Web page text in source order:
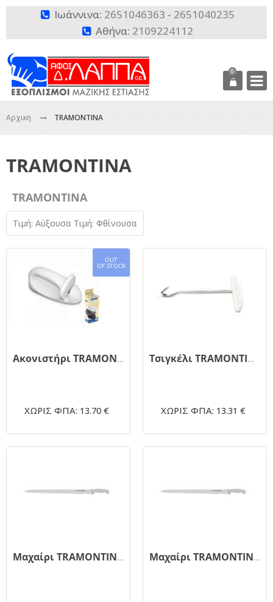
 Ιωάννινα: 2651046363 - 2651040235
 Αθήνα: 2109224112
0
Αρχικη TRAMONTINA
TRAMONTINA
TRAMONTINA
Τιμή: Αύξουσα Τιμή: Φθίνουσα
OUT
OF STOCK
Ακονιστήρι TRAMONTINA 25030/110
ΧΩΡΙΣ ΦΠΑ: 13.70 €
Τσιγκέλι TRAMONTINA με λαβή 24688/080
ΧΩΡΙΣ ΦΠΑ: 13.31 €
Μαχαίρι TRAMONTINA γύρου 24647/080 άσπρο 50cm Μαχαίρι TRAMONTINA γύρου 24647/088 άσπρο 45cm